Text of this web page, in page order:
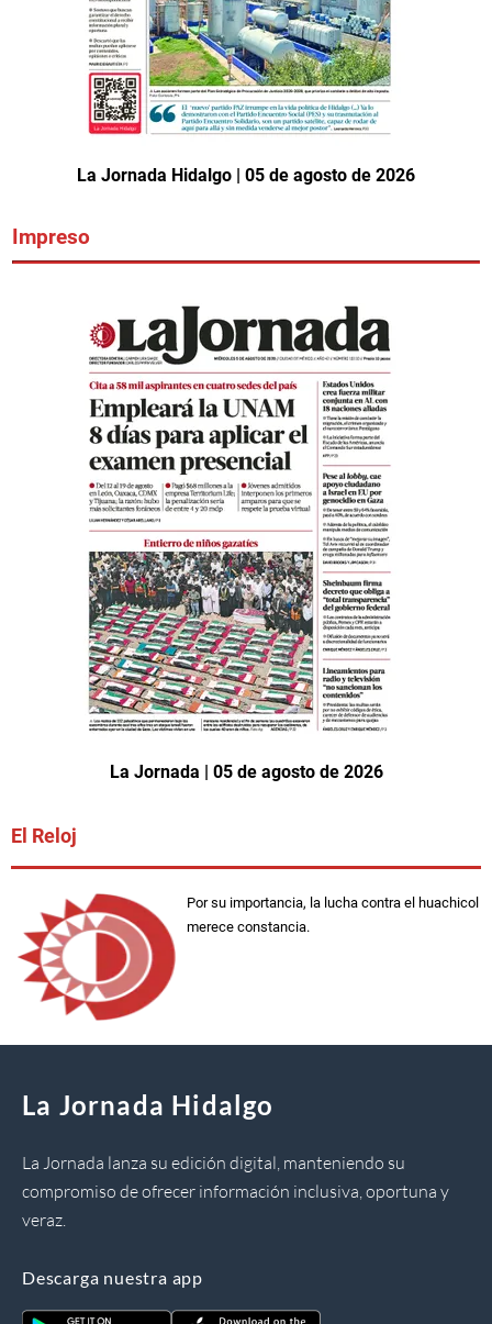
La Jornada Hidalgo | 05 de agosto de 2026
Impreso
La Jornada | 05 de agosto de 2026
El Reloj
Por su importancia, la lucha contra el huachicol
merece constancia.
La Jornada Hidalgo
La Jornada lanza su edición digital, manteniendo su
compromiso de ofrecer información inclusiva, oportuna y
veraz.
Descarga nuestra app